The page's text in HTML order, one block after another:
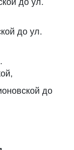
до ул.
до ул.
до